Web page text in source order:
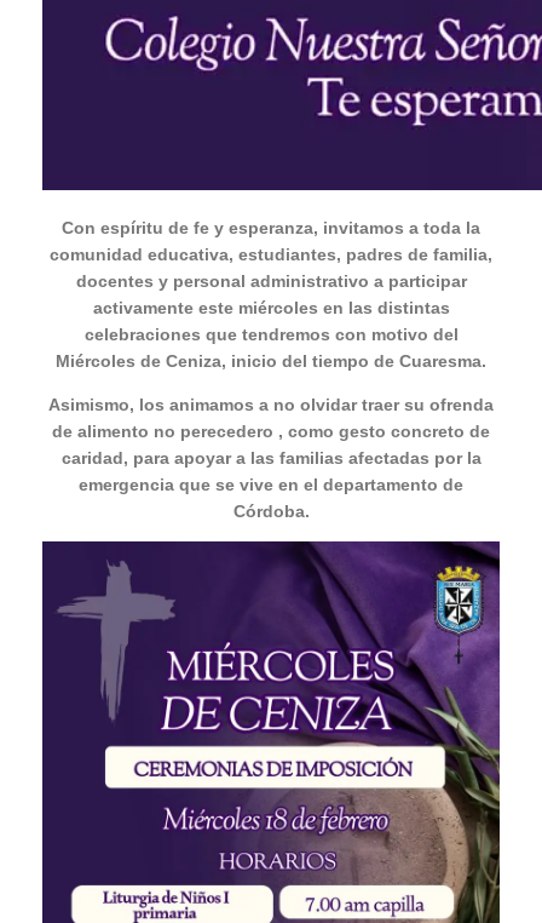
Con espíritu de fe y esperanza, invitamos a toda la
comunidad educativa, estudiantes, padres de familia,
docentes y personal administrativo a participar
activamente este miércoles en las distintas
celebraciones que tendremos con motivo del
Miércoles de Ceniza, inicio del tiempo de Cuaresma.
Asimismo, los animamos a no olvidar traer su ofrenda
de alimento no perecedero , como gesto concreto de
caridad, para apoyar a las familias afectadas por la
emergencia que se vive en el departamento de
Córdoba.